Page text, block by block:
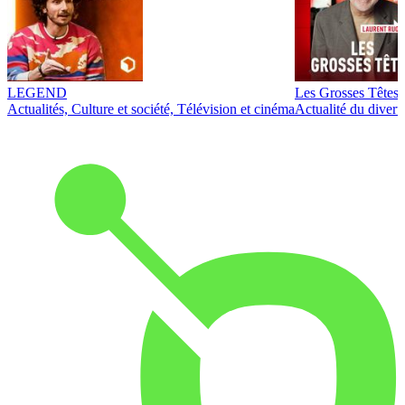
LEGEND
Actualités, Culture et société, Télévision et cinéma
Les Grosses Têtes
Actualité du